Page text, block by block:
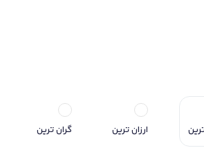
ارزان ترین گران ترین